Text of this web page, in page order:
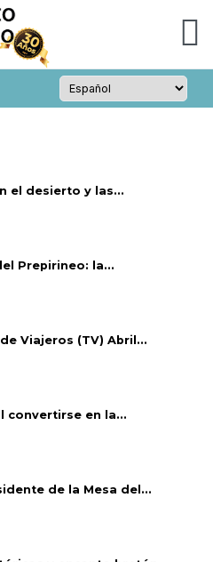
el desierto y las...
Prepirineo: la...
Viajeros (TV) Abril...
convertirse en la...
de la Mesa del...